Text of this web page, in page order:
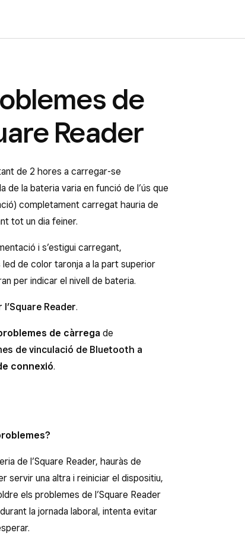
de
Reader
de 2 hores a carregar-se
de la bateria varia en funció de l’ús que
completament carregat hauria de
tot un dia feiner.
i s’estigui carregant,
de color taronja a la part superior
per indicar el nivell de bateria.
Reader.
de càrrega de
de vinculació de Bluetooth a
connexió.
de l’Square Reader, hauràs de
servir una altra i reiniciar el dispositiu,
els problemes de l’Square Reader
la jornada laboral, intenta evitar